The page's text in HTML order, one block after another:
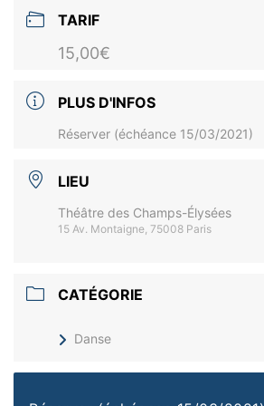
TARIF
15,00€
PLUS D'INFOS
Réserver (échéance 15/03/2021)
LIEU
Théâtre des Champs-Élysées
15 Av. Montaigne, 75008 Paris
CATÉGORIE
Danse